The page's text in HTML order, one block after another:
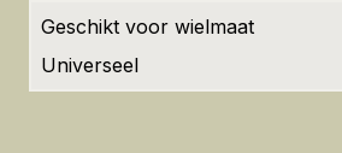
Geschikt voor wielmaat
Universeel